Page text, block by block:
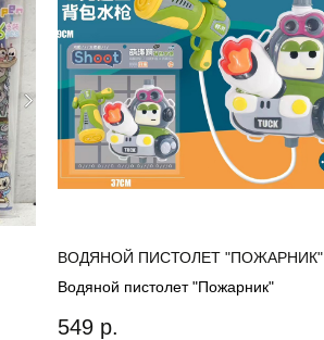
ВОДЯНОЙ ПИСТОЛЕТ "ПОЖАРНИК"
Водяной пистолет "Пожарник"
549 р.